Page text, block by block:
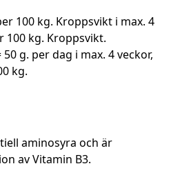
100 kg. Kroppsvikt i max. 4
100 kg. Kroppsvikt.
g. per dag i max. 4 veckor,
kg.
aminosyra och är
av Vitamin B3.